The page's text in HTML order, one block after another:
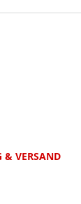
& VERSAND